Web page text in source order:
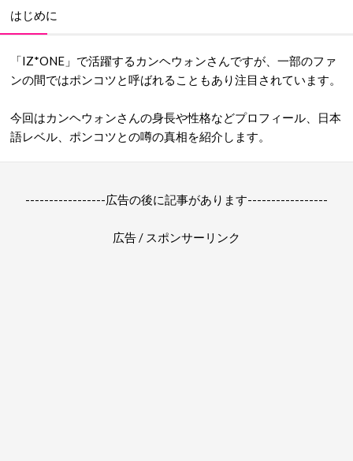
はじめに
「IZ*ONE」で活躍するカンヘウォンさんですが、一部のファ
ンの間ではポンコツと呼ばれることもあり注目されています。
今回はカンヘウォンさんの身長や性格などプロフィール、日本
語レベル、ポンコツとの噂の真相を紹介します。
-----------------広告の後に記事があります-----------------
広告 / スポンサーリンク